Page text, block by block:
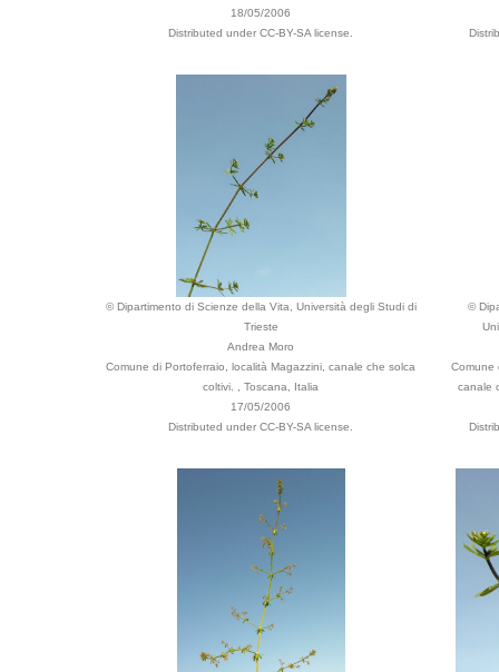
18/05/2006
Distributed under CC-BY-SA license.
© Dipartimento di Scienze della Vita, Università degli Studi di
Trieste
Andrea Moro
Comune di Portoferraio, località Magazzini, canale che solca
coltivi. , Toscana, Italia
17/05/2006
Distributed under CC-BY-SA license.
©
Comune
canale